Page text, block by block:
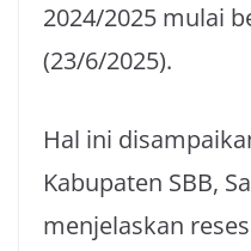
2024/2025 mulai
(23/6/2025).
Hal ini
Kabupaten SBB,
menjelaskan